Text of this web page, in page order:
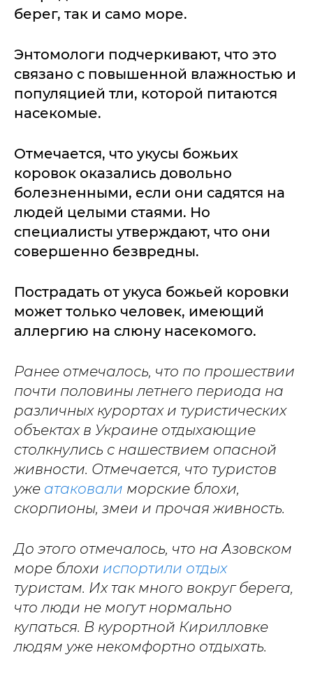
берег, так и само море.
Энтомологи подчеркивают, что это
связано с повышенной влажностью и
популяцией тли, которой питаются
насекомые.
Отмечается, что укусы божьих
коровок оказались довольно
болезненными, если они садятся на
людей целыми стаями. Но
специалисты утверждают, что они
совершенно безвредны.
Пострадать от укуса божьей коровки
может только человек, имеющий
аллергию на слюну насекомого.
Ранее отмечалось, что по прошествии
почти половины летнего периода на
различных курортах и туристических
объектах в Украине отдыхающие
столкнулись с нашествием опасной
живности. Отмечается, что туристов
уже атаковали морские блохи,
скорпионы, змеи и прочая живность.
До этого отмечалось, что на Азовском
море блохи испортили отдых
туристам. Их так много вокруг берега,
что люди не могут нормально
купаться. В курортной Кирилловке
людям уже некомфортно отдыхать.